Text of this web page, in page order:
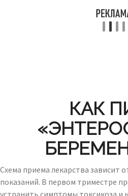
КАК
Схема приема лекарства зависит
показаний. В первом триместре
устранить симптомы токсикоза и